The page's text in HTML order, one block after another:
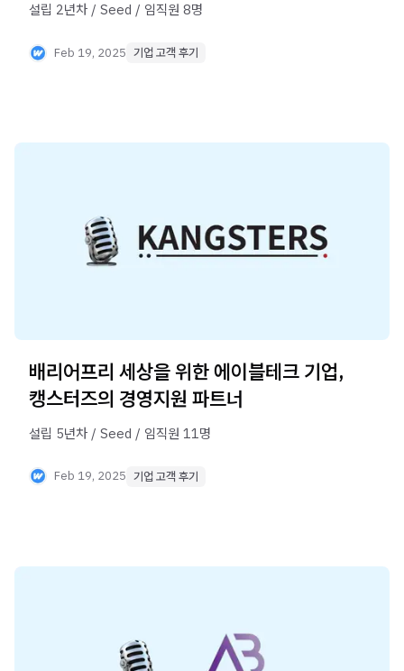
설립 2년차 / Seed / 임직원 8명
Feb 19, 2025 기업 고객 후기
배리어프리 세상을 위한 에이블테크 기업,
캥스터즈의 경영지원 파트너
설립 5년차 / Seed / 임직원 11명
Feb 19, 2025 기업 고객 후기